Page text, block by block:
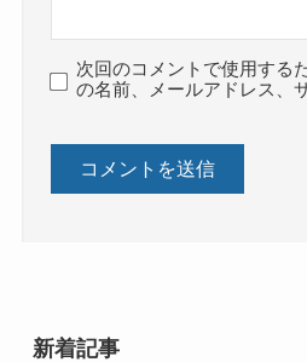
次回のコメントで使用する
の名前、メールアドレス、
新着記事